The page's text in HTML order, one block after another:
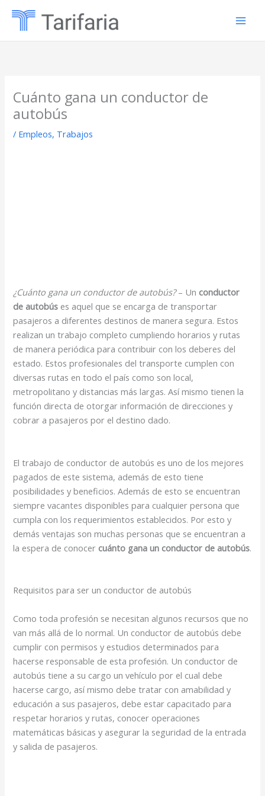
Cuánto gana un conductor de
autobús
/ Empleos, Trabajos
¿Cuánto gana un conductor de autobús?– Un conductor
de autobús es aquel que se encarga de transportar
pasajeros a diferentes destinos de manera segura. Estos
realizan un trabajo completo cumpliendo horarios y rutas
de manera periódica para contribuir con los deberes del
estado. Estos profesionales del transporte cumplen con
diversas rutas en todo el país como son local,
metropolitano y distancias más largas. Así mismo tienen la
función directa de otorgar información de direcciones y
cobrar a pasajeros por el destino dado.
El trabajo de conductor de autobús es uno de los mejores
pagados de este sistema, además de esto tiene
posibilidades y beneficios. Además de esto se encuentran
siempre vacantes disponibles para cualquier persona que
cumpla con los requerimientos establecidos. Por esto y
demás ventajas son muchas personas que se encuentran a
la espera de conocer cuánto gana un conductor de autobús.
Requisitos para ser un conductor de autobús
Como toda profesión se necesitan algunos recursos que no
van más allá de lo normal. Un conductor de autobús debe
cumplir con permisos y estudios determinados para
hacerse responsable de esta profesión. Un conductor de
autobús tiene a su cargo un vehículo por el cual debe
hacerse cargo, así mismo debe tratar con amabilidad y
educación a sus pasajeros, debe estar capacitado para
respetar horarios y rutas, conocer operaciones
matemáticas básicas y asegurar la seguridad de la entrada
y salida de pasajeros.